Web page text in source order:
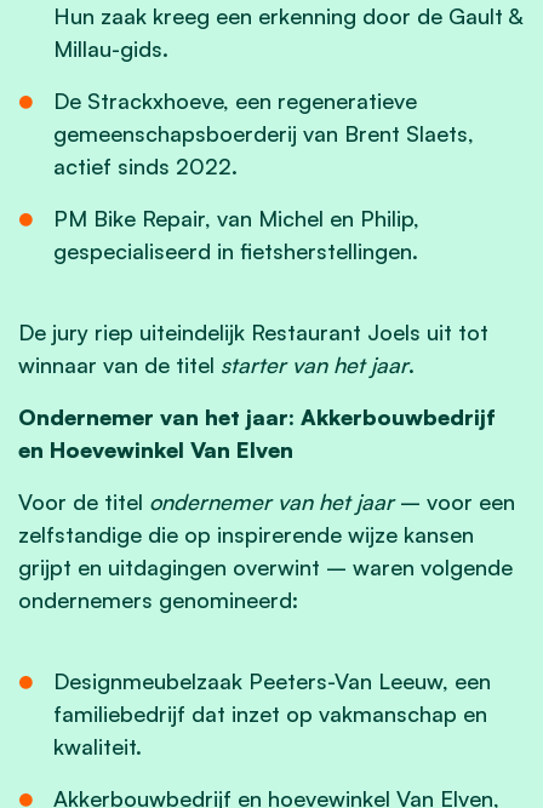
Hun zaak kreeg een erkenning door de Gault &
Millau-gids.
De Strackxhoeve, een regeneratieve
gemeenschapsboerderij van Brent Slaets,
actief sinds 2022.
PM Bike Repair, van Michel en Philip,
gespecialiseerd in fietsherstellingen.
De jury riep uiteindelijk Restaurant Joels uit tot
winnaar van de titel starter van het jaar.
Ondernemer van het jaar: Akkerbouwbedrijf
en Hoevewinkel Van Elven
Voor de titel ondernemer van het jaar– voor een
zelfstandige die op inspirerende wijze kansen
grijpt en uitdagingen overwint – waren volgende
ondernemers genomineerd:
Designmeubelzaak Peeters-Van Leeuw, een
familiebedrijf dat inzet op vakmanschap en
kwaliteit.
Akkerbouwbedrijf en hoevewinkel Van Elven,